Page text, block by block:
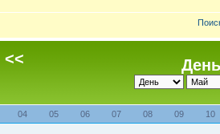
<<
04 05 06 07 08 09 10